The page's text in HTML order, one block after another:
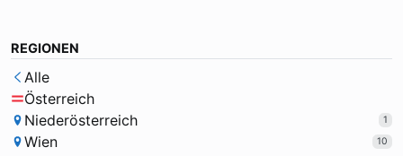
REGIONEN
Alle
Österreich
Niederösterreich
1
Wien 10